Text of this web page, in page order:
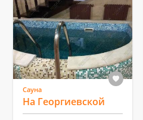
Сауна
На Георгиевской